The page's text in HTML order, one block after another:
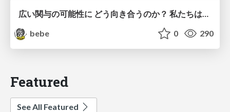
広い関与の可能性に どう向き合うのか？ 私たちは。｜Timee MarketingDesign 2026-06-18
bebe
0 290
Featured
See All Featured